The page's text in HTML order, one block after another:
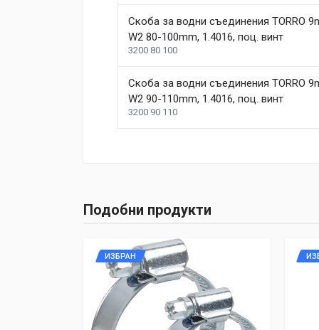
Скоба за водни съединения TORRО
W2 80-100mm, 1.4016, поц. винт
3200 80 100
Скоба за водни съединения TORRО
W2 90-110mm, 1.4016, поц. винт
3200 90 110
Подобни продукти
ИЗБРАН